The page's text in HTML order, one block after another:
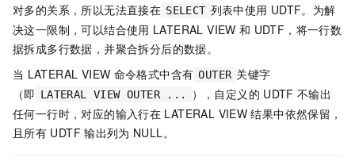
对多的关系，所以无法直接在 SELECT 列表中使用 UDTF。为解
决这一限制，可以结合使用 LATERAL VIEW 和 UDTF，将一行数
据拆成多行数据，并聚合拆分后的数据。
当 LATERAL VIEW 命令格式中含有 OUTER 关键字
（即 LATERAL VIEW OUTER ... ），自定义的 UDTF 不输出
任何一行时，对应的输入行在 LATERAL VIEW 结果中依然保留，
且所有 UDTF 输出列为 NULL。